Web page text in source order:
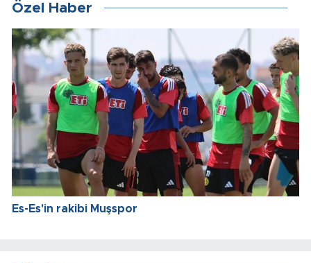
Özel Haber
Es-Es'in rakibi Muşspor